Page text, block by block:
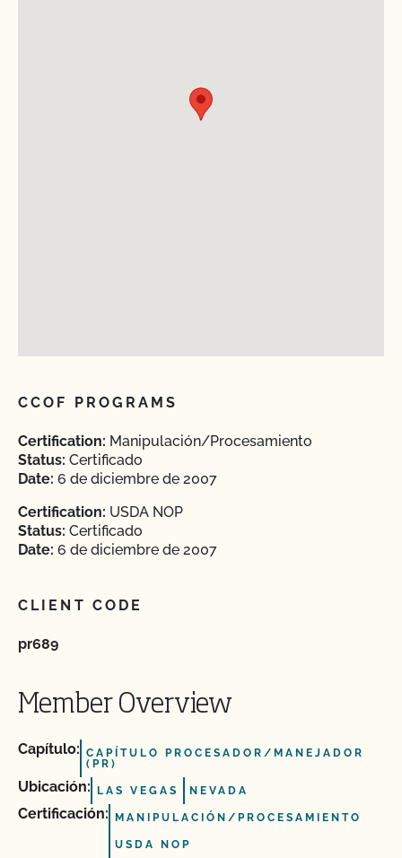
CCOF PROGRAMS
Certification: Manipulación/Procesamiento
Status: Certificado
Date: 6 de diciembre de 2007
Certification: USDA NOP
Status: Certificado
Date: 6 de diciembre de 2007
CLIENT CODE
pr689
Member Overview
Capítulo: CAPÍTULO PROCESADOR/MANEJADOR
(PR)
Ubicación: LAS VEGAS NEVADA
Certificación: MANIPULACIÓN/PROCESAMIENTO
USDA NOP